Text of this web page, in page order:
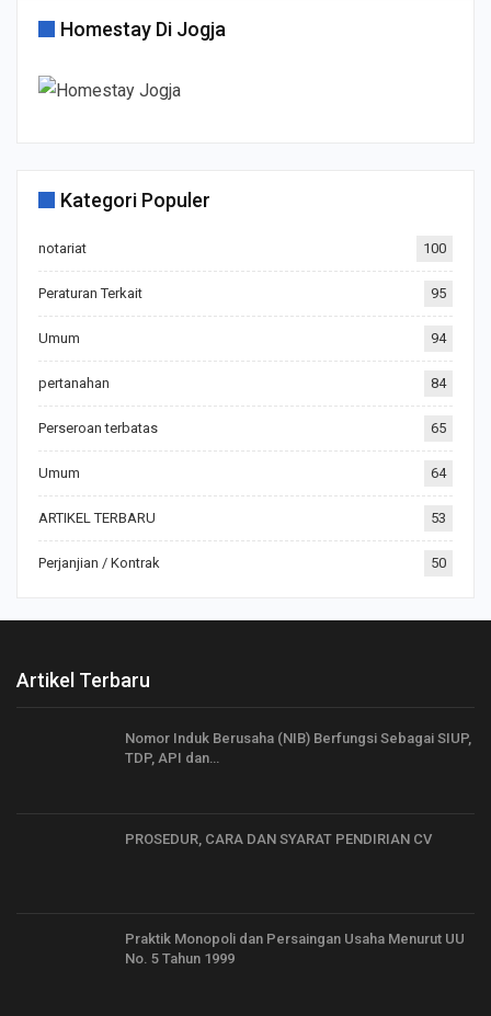
Homestay Di Jogja
Kategori Populer
notariat 100
Peraturan Terkait 95
Umum 94
pertanahan 84
Perseroan terbatas 65
Umum 64
ARTIKEL TERBARU 53
Perjanjian / Kontrak 50
Artikel Terbaru
Nomor Induk Berusaha (NIB) Berfungsi Sebagai SIUP,
TDP, API dan…
PROSEDUR, CARA DAN SYARAT PENDIRIAN CV
Praktik Monopoli dan Persaingan Usaha Menurut UU
No. 5 Tahun 1999